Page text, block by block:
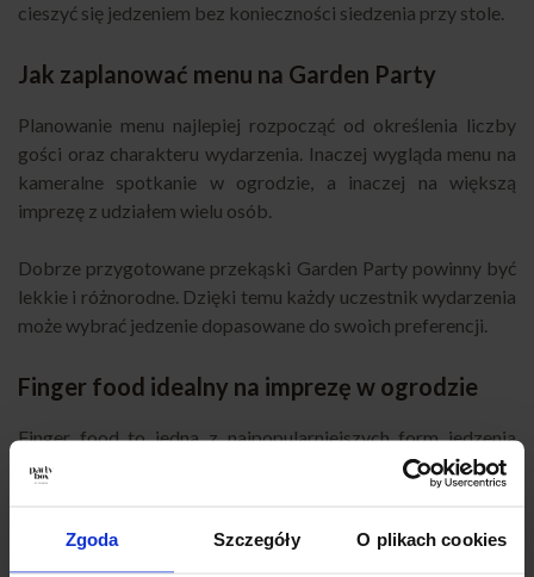
Zgoda Szczegóły O plikach cookies
cieszyć się jedzeniem bez konieczności siedzenia przy stole.
Jak zaplanować menu na Garden Party
Planowanie menu najlepiej rozpocząć od określenia liczby
gości oraz charakteru wydarzenia. Inaczej wygląda menu na
kameralne spotkanie w ogrodzie, a inaczej na większą
imprezę z udziałem wielu osób.
Dobrze przygotowane przekąski Garden Party powinny być
lekkie i różnorodne. Dzięki temu każdy uczestnik wydarzenia
może wybrać jedzenie dopasowane do swoich preferencji.
Finger food idealny na imprezę w ogrodzie
Finger food to jedna z najpopularniejszych form jedzenia
podczas imprez ogrodowych. Małe porcje można wygodnie
Mini kanapki, niewielkie tarty czy przekąski z warzywami